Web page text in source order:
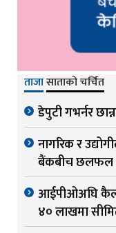
ताजासाताको चर्चित
डेपुटी गभर्नर
नागरिक र
बैंकबीच छलफल
आईपीओअघि
४० लाखमा